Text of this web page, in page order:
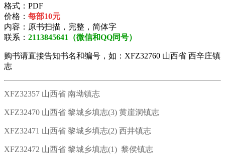
格式：PDF
价格： 每部10元
内容：原书扫描，完整，简体字
联系： 2113845641（微信和QQ同号）
购书请直接告知书名和编号，如：XFZ32760 山西省 西辛庄镇
志
XFZ32357 山西省 南坳镇志
XFZ32470 山西省 黎城乡填志(3) 黄崖洞镇志
XFZ32471 山西省 黎城乡填志(2) 西井镇志
XFZ32472 山西省 黎城乡填志(1) 黎侯镇志